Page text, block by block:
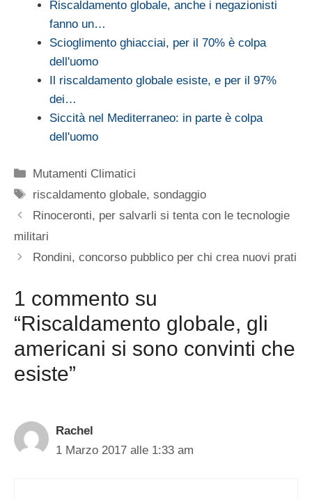
Riscaldamento globale, anche i negazionisti
fanno un…
Scioglimento ghiacciai, per il 70% è colpa
dell'uomo
Il riscaldamento globale esiste, e per il 97%
dei…
Siccità nel Mediterraneo: in parte è colpa
dell'uomo
Categorie
Mutamenti Climatici
Tag
riscaldamento globale,sondaggio
Rinoceronti, per salvarli si tenta con le tecnologie
militari
Rondini, concorso pubblico per chi crea nuovi prati
1 commento su
“Riscaldamento globale, gli
americani si sono convinti che
esiste”
Rachel
1 Marzo 2017 alle 1:33 am